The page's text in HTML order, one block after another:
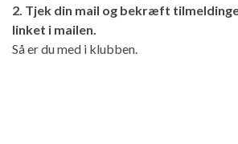
2. Tjek din mail og bekræft
linket i mailen.
Så er du med i klubben.